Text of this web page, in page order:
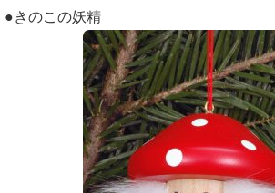
●きのこの妖精